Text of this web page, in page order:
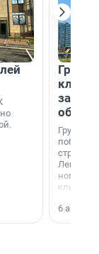
Группа
области».
6